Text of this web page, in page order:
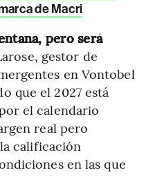
de Macri
pero será
gestor de
en Vontobel
que el 2027 está
el calendario
real pero
calificación
en las que